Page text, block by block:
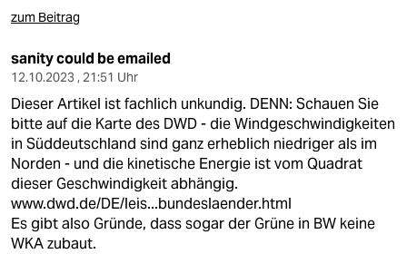
zum Beitrag
sanity could be emailed
12.10.2023 , 21:51 Uhr
Dieser Artikel ist fachlich unkundig. DENN: Schauen Sie
bitte auf die Karte des DWD - die Windgeschwindigkeiten
in Süddeutschland sind ganz erheblich niedriger als im
Norden - und die kinetische Energie ist vom Quadrat
dieser Geschwindigkeit abhängig.
www.dwd.de/DE/leis...bundeslaender.html
Es gibt also Gründe, dass sogar der Grüne in BW keine
WKA zubaut.